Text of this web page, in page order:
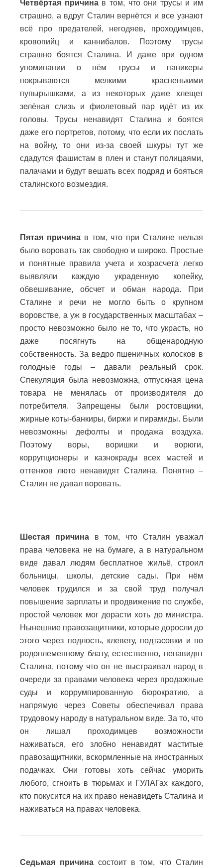
Четвёртая причинав том, что они трусы и им
страшно, а вдруг Сталин вернётся и все узнают
всё про предателей, негодяев, проходимцев,
кровопийц и каннибалов. Поэтому трусы
страшно боятся Сталина. И даже при одном
упоминании о нём трусы и паникеры
покрываются мелкими красненькими
пупырышками, а из некоторых даже хлещет
зелёная слизь и фиолетовый пар идёт из их
головы. Трусы ненавидят Сталина и боятся
даже его портретов, потому, что если их послать
на войну, то они из-за своей шкуры тут же
сдадутся фашистам в плен и станут полицаями,
палачами и будут вешать всех подряд и бояться
сталинского возмездия.
Пятая причинав том, что при Сталине нельзя
было воровать так свободно и широко. Простые
и понятные правила учета и хозрасчета легко
выявляли каждую украденную копейку,
обвешивание, обсчет и обман народа. При
Сталине и речи не могло быть о крупном
воровстве, а уж в государственных масштабах –
просто невозможно было не то, что украсть, но
даже посягнуть на общенародную
собственность. За ведро пшеничных колосков в
голодные годы – давали реальный срок.
Спекуляция была невозможна, отпускная цена
товара не менялась от производителя до
потребителя. Запрещены были ростовщики,
жирные коты-банкиры, биржи и пирамиды. Были
невозможны дефолты и продажа воздуха.
Поэтому воры, воришки и ворюги,
коррупционеры и казнокрады всех мастей и
оттенков люто ненавидят Сталина. Понятно –
Сталин не давал воровать.
Шестая причина в том, что Сталин уважал
права человека не на бумаге, а в натуральном
виде давал людям бесплатное жильё, строил
больницы, школы, детские сады. При нём
человек трудился и за свой труд получал
повышение зарплаты и продвижение по службе,
простой человек мог дорасти хоть до министра.
Нынешние правозащитники, которые доросли до
этого через подлость, клевету, подтасовки и по
родоплеменному блату, естественно, ненавидят
Сталина, потому что он не выстраивал народ в
очереди за правами человека через продажные
суды и коррумпированную бюрократию, а
напрямую через Советы обеспечивал права
трудовому народу в натуральном виде. За то, что
он лишал проходимцев возможности
наживаться, его злобно ненавидят маститые
правозащитники, вскормленные на иностранных
подачках. Они готовы хоть сейчас уморить
любого, сгноить в тюрьмах и ГУЛАГах каждого,
кто покусится на их право ненавидеть Сталина и
наживаться на правах человека.
Седьмая причинасостоит в том, что Сталин